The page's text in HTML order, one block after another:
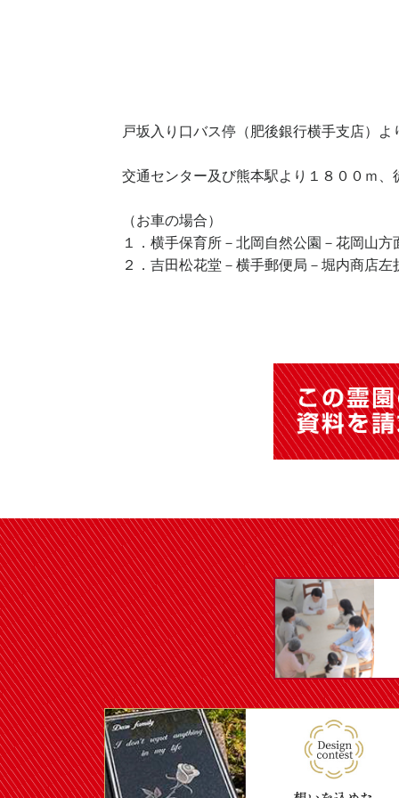
戸坂入り口バス停（肥後銀行横手支店）
交通センター及び熊本駅より１８００ｍ、
（お車の場合）
１．横手保育所－北岡自然公園－花岡山
２．吉田松花堂－横手郵便局－堀内商店左